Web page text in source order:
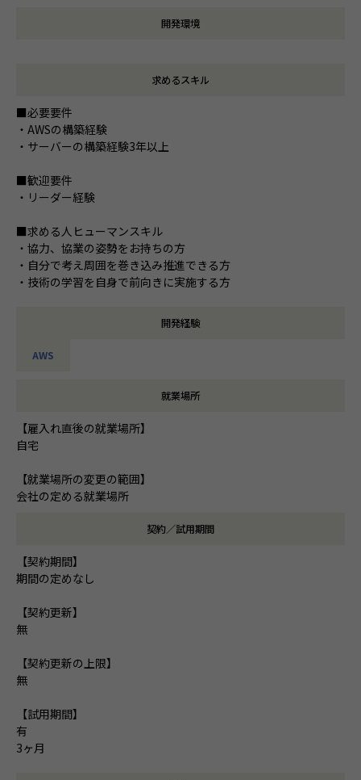
開発環境
求めるスキル
■必要要件
・AWSの構築経験
・サーバーの構築経験3年以上
■歓迎要件
・リーダー経験
■求める人ヒューマンスキル
・協力、協業の姿勢をお持ちの方
・自分で考え周囲を巻き込み推進できる方
・技術の学習を自身で前向きに実施する方
開発経験
AWS
就業場所
【雇入れ直後の就業場所】
自宅
【就業場所の変更の範囲】
会社の定める就業場所
契約／試用期間
【契約期間】
期間の定めなし
【契約更新】
無
【契約更新の上限】
無
【試用期間】
有
3ヶ月